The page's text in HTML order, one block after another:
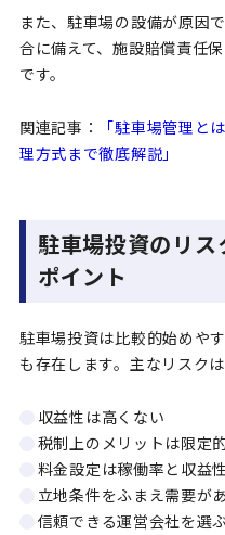
また、駐車場の設備が原因
合に備えて、施設賠償責任
です。
関連記事：
「駐車場管理と
理方式まで徹底解説」
駐車場投資のリ
ポイント
駐車場投資は比較的始めや
も存在します。主なリスク
収益性は高くない
税制上のメリットは限定
料金設定は稼働率と収益
立地条件をふまえ需要が
信頼できる運営会社を選